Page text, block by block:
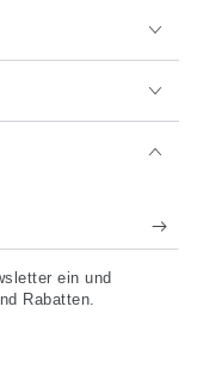
ein und
Rabatten.